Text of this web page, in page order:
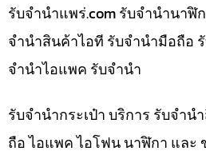
รับจํานําแพร่.com รับจำนำนาฬิ
จำนำสินค้าไอที รับจำนำมือถือ
จำนำไอแพค รับจำนำ
รับจำนำกระเป๋า บริการ รับจำ
ถือ ไอแพค ไอโฟน นาฬิกา และ